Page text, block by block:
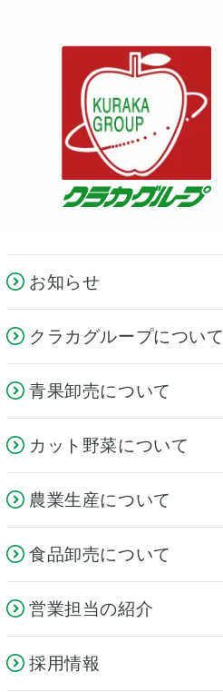
お知らせ
クラカグループについて
青果卸売について
カット野菜について
農業生産について
食品卸売について
営業担当の紹介
採用情報